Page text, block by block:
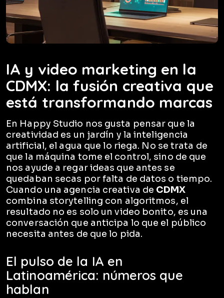
IA y video marketing en la
CDMX: la fusión creativa que
está transformando marcas
En Happy Studio nos gusta pensar que la
creatividad es un jardín y la inteligencia
artificial, el agua que lo riega. No se trata de
que la máquina tome el control, sino de que
nos ayude a regar ideas que antes se
quedaban secas por falta de datos o tiempo.
Cuando una agencia creativa de CDMX
combina storytelling con algoritmos, el
resultado no es solo un video bonito, es una
conversación que anticipa lo que el público
necesita antes de que lo pida.
El pulso de la IA en
Latinoamérica: números que
hablan